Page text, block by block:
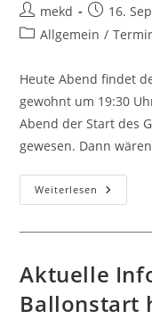
Beitrags-
Autor:
mekd
Beitrag
16.
Beitrags-
Allgemein /
Heute Abend findet
gewohnt um 19:30
Abend der Start des
gewesen. Dann
Weiterlesen
Findet
Start
Aktuelle
Ballonstart